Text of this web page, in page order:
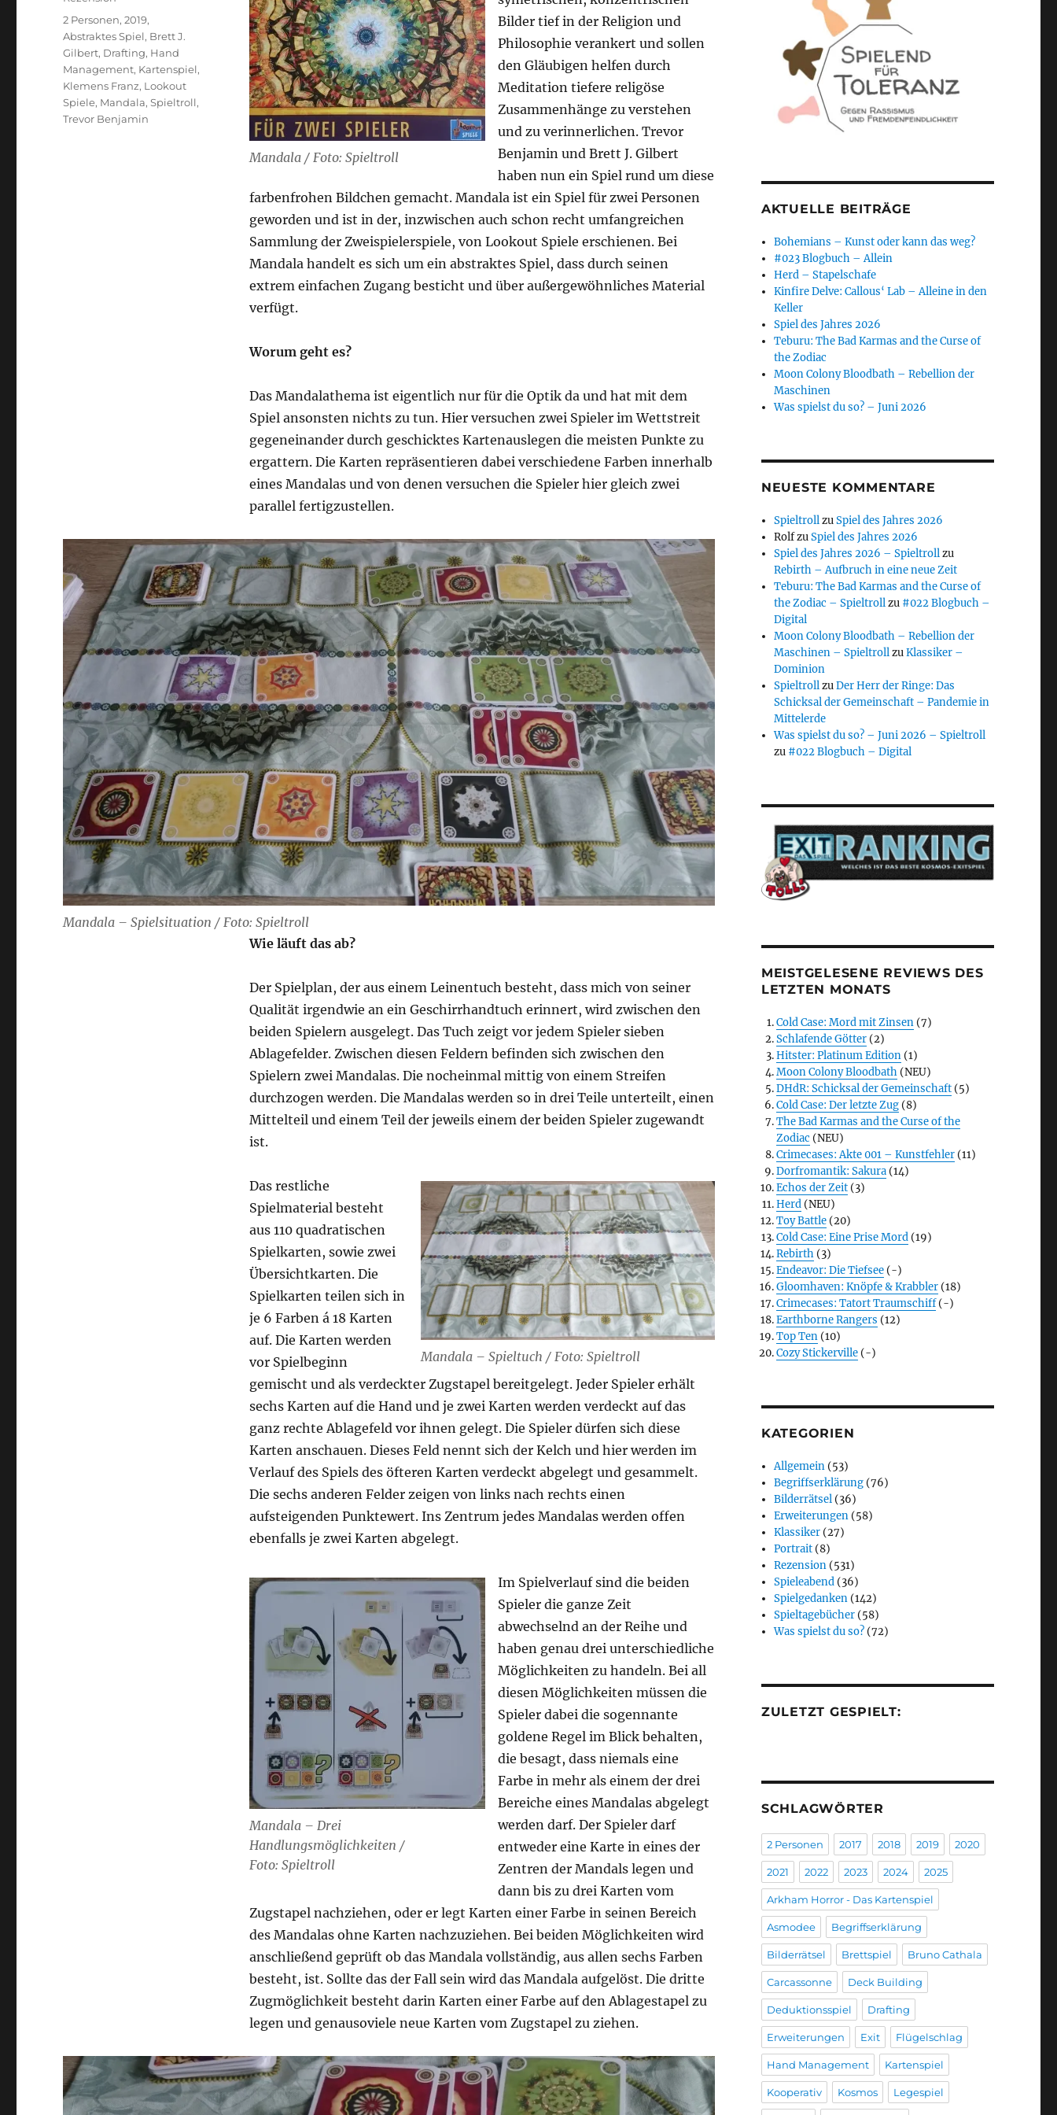
Mandala / Foto: Spieltroll
Bilder tief in der Religion und
Philosophie verankert und sollen
den Gläubigen helfen durch
Meditation tiefere religöse
Zusammenhänge zu verstehen
und zu verinnerlichen. Trevor
Benjamin und Brett J. Gilbert
haben nun ein Spiel rund um diese
farbenfrohen Bildchen gemacht. Mandala ist ein Spiel für zwei Personen
geworden und ist in der, inzwischen auch schon recht umfangreichen
Sammlung der Zweispielerspiele, von Lookout Spiele erschienen. Bei
Mandala handelt es sich um ein abstraktes Spiel, dass durch seinen
extrem einfachen Zugang besticht und über außergewöhnliches Material
verfügt.
Worum geht es?
Das Mandalathema ist eigentlich nur für die Optik da und hat mit dem
Spiel ansonsten nichts zu tun. Hier versuchen zwei Spieler im Wettstreit
gegeneinander durch geschicktes Kartenauslegen die meisten Punkte zu
ergattern. Die Karten repräsentieren dabei verschiedene Farben innerhalb
eines Mandalas und von denen versuchen die Spieler hier gleich zwei
parallel fertigzustellen.
Mandala – Spielsituation / Foto: Spieltroll
Wie läuft das ab?
Der Spielplan, der aus einem Leinentuch besteht, dass mich von seiner
Qualität irgendwie an ein Geschirrhandtuch erinnert, wird zwischen den
beiden Spielern ausgelegt. Das Tuch zeigt vor jedem Spieler sieben
Ablagefelder. Zwischen diesen Feldern befinden sich zwischen den
Spielern zwei Mandalas. Die nocheinmal mittig von einem Streifen
durchzogen werden. Die Mandalas werden so in drei Teile unterteilt, einen
Mittelteil und einem Teil der jeweils einem der beiden Spieler zugewandt
ist.
Mandala – Spieltuch / Foto: Spieltroll
Das restliche
Spielmaterial besteht
aus 110 quadratischen
Spielkarten, sowie zwei
Übersichtkarten. Die
Spielkarten teilen sich in
je 6 Farben á 18 Karten
auf. Die Karten werden
vor Spielbeginn
gemischt und als verdeckter Zugstapel bereitgelegt. Jeder Spieler erhält
sechs Karten auf die Hand und je zwei Karten werden verdeckt auf das
ganz rechte Ablagefeld vor ihnen gelegt. Die Spieler dürfen sich diese
Karten anschauen. Dieses Feld nennt sich der Kelch und hier werden im
Verlauf des Spiels des öfteren Karten verdeckt abgelegt und gesammelt.
Die sechs anderen Felder zeigen von links nach rechts einen
aufsteigenden Punktewert. Ins Zentrum jedes Mandalas werden offen
ebenfalls je zwei Karten abgelegt.
Mandala – Drei
Handlungsmöglichkeiten /
Foto: Spieltroll
Im Spielverlauf sind die beiden
Spieler die ganze Zeit
abwechselnd an der Reihe und
haben genau drei unterschiedliche
Möglichkeiten zu handeln. Bei all
diesen Möglichkeiten müssen die
Spieler dabei die sogennante
goldene Regel im Blick behalten,
die besagt, dass niemals eine
Farbe in mehr als einem der drei
Bereiche eines Mandalas abgelegt
werden darf. Der Spieler darf
entweder eine Karte in eines der
Zentren der Mandals legen und
dann bis zu drei Karten vom
Zugstapel nachziehen, oder er legt Karten einer Farbe in seinen Bereich
des Mandalas ohne Karten nachzuziehen. Bei beiden Möglichkeiten wird
anschließend geprüft ob das Mandala vollständig, aus allen sechs Farben
besteht, ist. Sollte das der Fall sein wird das Mandala aufgelöst. Die dritte
Zugmöglichkeit besteht darin Karten einer Farbe auf den Ablagestapel zu
legen und genausoviele neue Karten vom Zugstapel zu ziehen.
Schlagwörter
2 Personen,2019,
Abstraktes Spiel, Brett J.
Gilbert, Drafting, Hand
Management, Kartenspiel,
Klemens Franz, Lookout
Spiele, Mandala,Spieltroll,
Trevor Benjamin
AKTUELLE BEITRÄGE
Bohemians – Kunst oder kann das weg?
#023 Blogbuch – Allein
Herd – Stapelschafe
Kinfire Delve: Callous‘ Lab – Alleine in den
Keller
Spiel des Jahres 2026
Teburu: The Bad Karmas and the Curse of
the Zodiac
Moon Colony Bloodbath – Rebellion der
Maschinen
Was spielst du so? – Juni 2026
NEUESTE KOMMENTARE
SpieltrollzuSpiel des Jahres 2026
RolfzuSpiel des Jahres 2026
Spiel des Jahres 2026 – Spieltrollzu
Rebirth – Aufbruch in eine neue Zeit
Teburu: The Bad Karmas and the Curse of
the Zodiac – Spieltrollzu #022 Blogbuch –
Digital
Moon Colony Bloodbath – Rebellion der
Maschinen – SpieltrollzuKlassiker –
Dominion
SpieltrollzuDer Herr der Ringe: Das
Schicksal der Gemeinschaft – Pandemie in
Mittelerde
Was spielst du so? – Juni 2026 – Spieltroll
zu #022 Blogbuch – Digital
MEISTGELESENE REVIEWS DES
LETZTEN MONATS
Cold Case: Mord mit Zinsen (7)
Schlafende Götter (2)
Hitster: Platinum Edition (1)
Moon Colony Bloodbath (NEU)
DHdR: Schicksal der Gemeinschaft (5)
Cold Case: Der letzte Zug (8)
The Bad Karmas and the Curse of the
Zodiac (NEU)
Crimecases: Akte 001 – Kunstfehler (11)
Dorfromantik: Sakura (14)
Echos der Zeit (3)
Herd (NEU)
Toy Battle (20)
Cold Case: Eine Prise Mord (19)
Rebirth (3)
Endeavor: Die Tiefsee (-)
Gloomhaven: Knöpfe & Krabbler (18)
Crimecases: Tatort Traumschiff(-)
Earthborne Rangers (12)
Top Ten (10)
Cozy Stickerville (-)
KATEGORIEN
Allgemein (53)
Begriffserklärung (76)
Bilderrätsel (36)
Erweiterungen (58)
Klassiker (27)
Portrait (8)
Rezension (531)
Spieleabend (36)
Spielgedanken (142)
Spieltagebücher (58)
Was spielst du so? (72)
ZULETZT GESPIELT:
SCHLAGWÖRTER
2 Personen 2017 2018 2019 2020
2021 2022 2023 2024 2025
Arkham Horror - Das Kartenspiel
Asmodee Begriffserklärung
Bilderrätsel Brettspiel Bruno Cathala
Carcassonne Deck Building
Deduktionsspiel Drafting
Erweiterungen Exit Flügelschlag
Hand Management Kartenspiel
Kooperativ Kosmos Legespiel